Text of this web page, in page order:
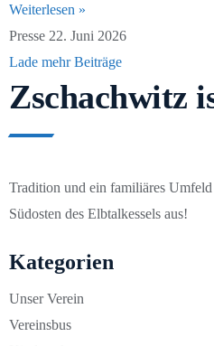
Weiterlesen »
Presse 22. Juni 2026
Lade mehr Beiträge
Zschachwitz
Tradition und ein familiäres
Südosten des Elbtalkessels aus!
Kategorien
Unser Verein
Vereinsbus